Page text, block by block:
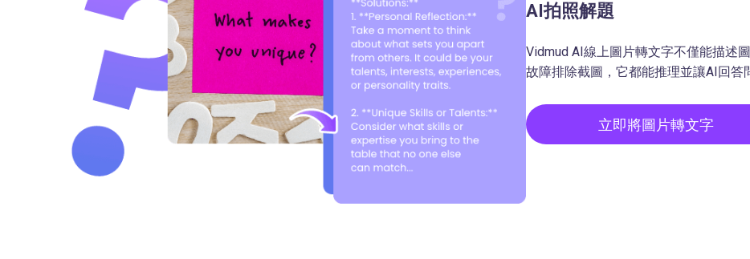
AI拍照解題
Vidmud AI線上圖片轉文字不僅能描述
故障排除截圖，它都能推理並讓AI回答
立即將圖片轉文字